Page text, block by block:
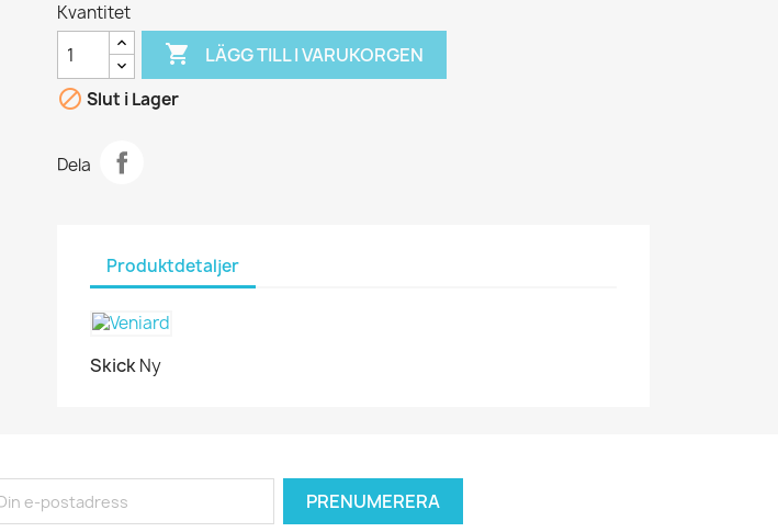
Kvantitet
 LÄGG TILL I VARUKORGEN
 Slut i Lager
Dela
Produktdetaljer
SkickNy